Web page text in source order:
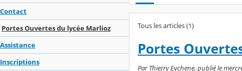
Contact
Portes Ouvertes du lycée Marlioz
Assistance
Inscriptions
Tous les articles (1)
Portes
Par Thierry Eychene, publié le